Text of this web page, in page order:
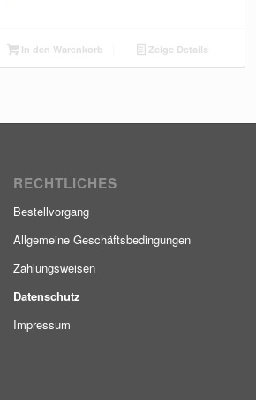
In den Warenkorb Zeige Details
RECHTLICHES
Bestellvorgang
Allgemeine Geschäftsbedingungen
Zahlungsweisen
Datenschutz
Impressum